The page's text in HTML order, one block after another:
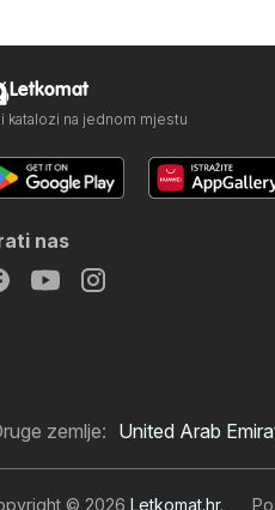
Letkomat
katalozi na jednom mjestu
nas
zemlje: United Arab
© 2026 Letkomat.hr.